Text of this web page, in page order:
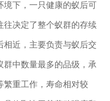
境下，一只健康的蚁后可
往决定了整个蚁群的存续
相近，主要负责与蚁后交
群中数量最多的品级，承
繁重工作，寿命相对较